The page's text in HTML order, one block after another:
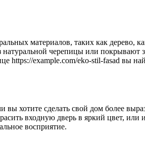
материалов, таких как дерево,
черепицы или покрывают
https://example.com/eko-stil-fasad вы
вы хотите сделать свой дом более
входную дверь в яркий цвет, или
восприятие.